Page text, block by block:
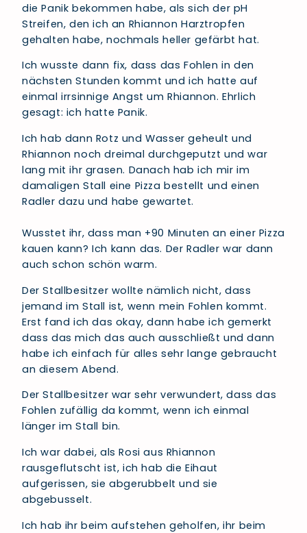
die Panik bekommen habe, als sich der pH
Streifen, den ich an Rhiannon Harztropfen
gehalten habe, nochmals heller gefärbt hat.
Ich wusste dann fix, dass das Fohlen in den
nächsten Stunden kommt und ich hatte auf
einmal irrsinnige Angst um Rhiannon. Ehrlich
gesagt: ich hatte Panik.
Ich hab dann Rotz und Wasser geheult und
Rhiannon noch dreimal durchgeputzt und war
lang mit ihr grasen. Danach hab ich mir im
damaligen Stall eine Pizza bestellt und einen
Radler dazu und habe gewartet.
Wusstet ihr, dass man +90 Minuten an einer Pizza
kauen kann? Ich kann das. Der Radler war dann
auch schon schön warm.
Der Stallbesitzer wollte nämlich nicht, dass
jemand im Stall ist, wenn mein Fohlen kommt.
Erst fand ich das okay, dann habe ich gemerkt
dass das mich das auch ausschließt und dann
habe ich einfach für alles sehr lange gebraucht
an diesem Abend.
Der Stallbesitzer war sehr verwundert, dass das
Fohlen zufällig da kommt, wenn ich einmal
länger im Stall bin.
Ich war dabei, als Rosi aus Rhiannon
rausgeflutscht ist, ich hab die Eihaut
aufgerissen, sie abgerubbelt und sie
abgebusselt.
Ich hab ihr beim aufstehen geholfen, ihr beim